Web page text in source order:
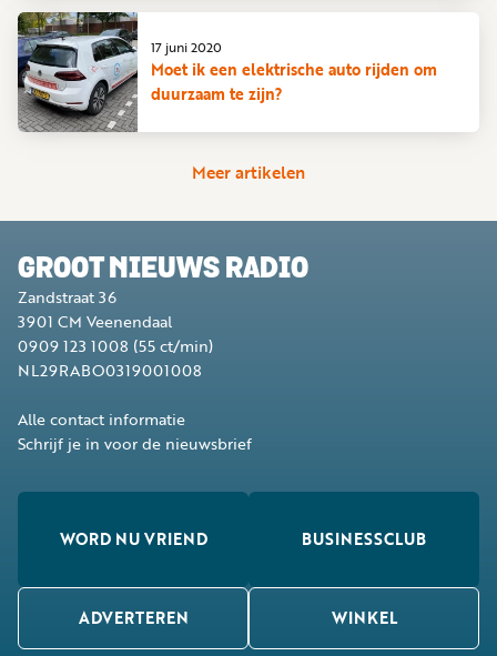
Moet ik een elektrische auto rijden om
duurzaam te zijn?
17 juni 2020
Meer artikelen
GROOT NIEUWS RADIO
Zandstraat 36
3901 CM Veenendaal
0909 123 1008 (55 ct/min)
NL29RABO0319001008
Alle contact informatie
Schrijf je in voor de nieuwsbrief
WORD NU VRIEND BUSINESSCLUB
ADVERTEREN WINKEL